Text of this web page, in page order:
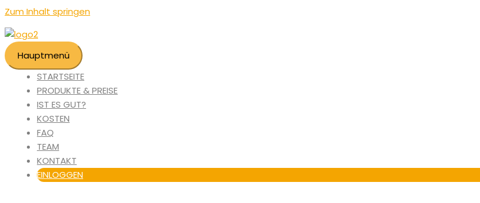
Zum Inhalt springen
Hauptmenü
STARTSEITE
PRODUKTE & PREISE
IST ES GUT?
KOSTEN
FAQ
TEAM
KONTAKT
EINLOGGEN